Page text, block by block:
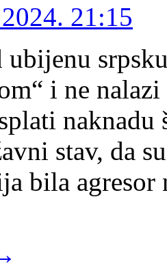
21:15
i ne
naknadu
stav, da
bila agresor